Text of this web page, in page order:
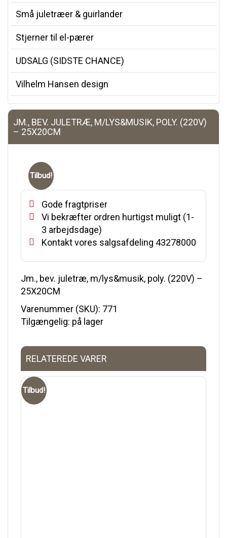
Små juletræer & guirlander
Stjerner til el-pærer
UDSALG (SIDSTE CHANCE)
Vilhelm Hansen design
JM., BEV. JULETRÆ, M/LYS&MUSIK, POLY. (220V)
– 25X20CM
Tilbud!
Gode fragtpriser
Vi bekræfter ordren hurtigst muligt (1-
3 arbejdsdage)
Kontakt vores salgsafdeling 43278000
Jm., bev. juletræ, m/lys&musik, poly. (220V) –
25X20CM
Varenummer (SKU): 771
Tilgængelig: på lager
RELATEREDE VARER
Tilbud!